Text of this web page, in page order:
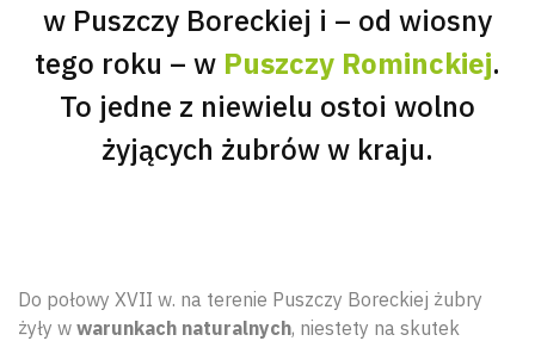
w Puszczy Boreckiej i – od wiosny
tego roku – w Puszczy Rominckiej.
To jedne z niewielu ostoi wolno
żyjących żubrów w kraju.
Do połowy XVII w. na terenie Puszczy Boreckiej żubry
żyły w warunkach naturalnych, niestety na skutek